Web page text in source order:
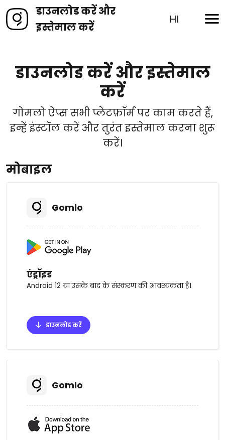
डाउनलोड करें और
इस्तेमाल करें
HI
डाउनलोड करें और इस्तेमाल
करें
गोमलो ऐप्स सभी प्लेटफ़ॉर्म पर काम करते हैं,
इन्हें इंस्टॉल करें और तुरंत इस्तेमाल करना शुरू
करें।
मोबाइल
Gomlo
एंड्रॉइड
Android 12 या उसके बाद के संस्करण की आवश्यकता है।
डाउनलोड करें
Gomlo